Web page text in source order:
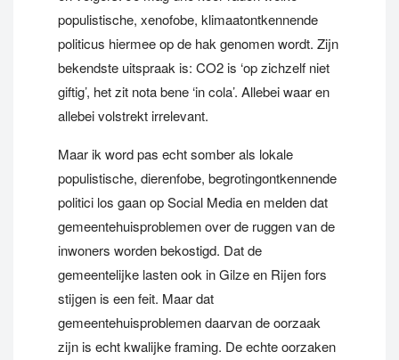
populistische, xenofobe, klimaatontkennende
politicus hiermee op de hak genomen wordt. Zijn
bekendste uitspraak is: CO2 is ‘op zichzelf niet
giftig’, het zit nota bene ‘in cola’. Allebei waar en
allebei volstrekt irrelevant.
Maar ik word pas echt somber als lokale
populistische, dierenfobe, begrotingontkennende
politici los gaan op Social Media en melden dat
gemeentehuisproblemen over de ruggen van de
inwoners worden bekostigd. Dat de
gemeentelijke lasten ook in Gilze en Rijen fors
stijgen is een feit. Maar dat
gemeentehuisproblemen daarvan de oorzaak
zijn is echt kwalijke framing. De echte oorzaken